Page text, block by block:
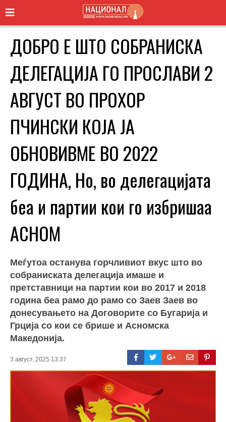
ДОБРО Е ШТО СОБРАНИСКА
ДЕЛЕГАЦИЈА ГО ПРОСЛАВИ 2
АВГУСТ ВО ПРОХОР
ПЧИНСКИ КОЈА ЈА
ОБНОВИВМЕ ВО 2022
ГОДИНА, Но, во делегацијата
беа и партии кои го избришаа
АСНОМ
Меѓутоа останува горчливиот вкус што во
собраниската делегација имаше и
претставници на партии кои во 2017 и 2018
година беа рамо до рамо со Заев Заев во
донесувањето на Договорите со Бугарија и
Грција со кои се брише и Асномска
Македонија.
3 август, 2025 13:37